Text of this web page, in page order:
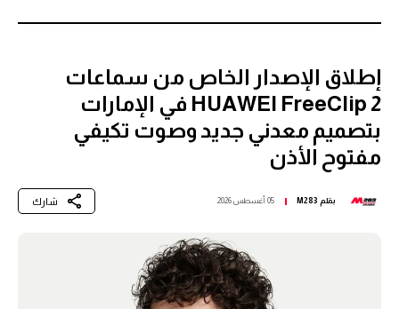
إطلاق الإصدار الخاص من سماعات
HUAWEI FreeClip 2 في الإمارات
بتصميم معدني جديد وصوت تكيفي
مفتوح الأذن
بقلم M283 05 أغسطس 2026 شارك